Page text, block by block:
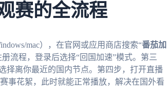
赛的全流程
mac），在官网或应用商店搜索“番茄加
流程，登录后选择“回国加速”模式。第三
择离你最近的国内节点。第四步，打开直播
事花絮，此时就能正常播放，解决在国外看